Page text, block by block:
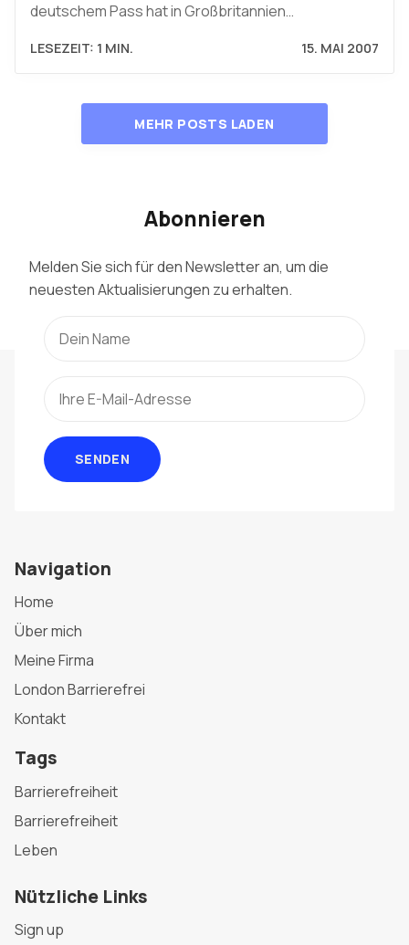
deutschem Pass hat in Großbritannien…
LESEZEIT: 1 MIN. 15. MAI 2007
MEHR POSTS LADEN
Abonnieren
Melden Sie sich für den Newsletter an, um die
neuesten Aktualisierungen zu erhalten.
SENDEN
Navigation
Home
Über mich
Meine Firma
London Barrierefrei
Kontakt
Tags
Barrierefreiheit
Barrierefreiheit
Leben
Nützliche Links
Sign up